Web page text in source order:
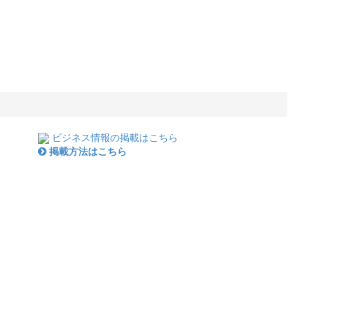
ビジネス情報の掲載はこちら
掲載方法はこちら